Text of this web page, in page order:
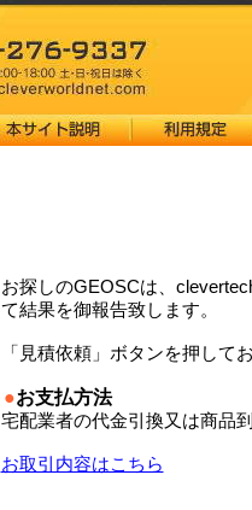
お探しのGEOSCは、
て結果を御報告致します。
「見積依頼」ボタンを押して
●お支払方法
宅配業者の代金引換又は商品
お取引内容はこちら